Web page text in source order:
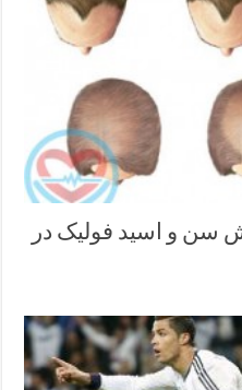
سن و اسید فولیک در